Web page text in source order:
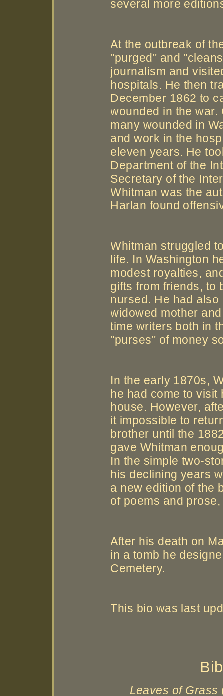
several more
At the outbreak of
"purged" and
journalism and
hospitals. He then
December 1862 to
wounded in the war.
many wounded in
and work in the
eleven years. He
Department of the
Secretary of the
Whitman was the
Harlan found
Whitman struggled
life. In Washington
modest royalties,
gifts from friends, to
nursed. He had
widowed mother
time writers both in
"purses" of money
In the early 1870s,
he had come to visit
house. However,
it impossible to
brother until the
gave Whitman
In the simple two-
his declining years
a new edition of the
of poems and
After his death on
in a tomb he
Cemetery.
This bio was last
Leaves of Grass